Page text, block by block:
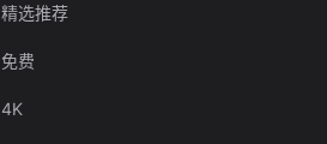
精选推荐
免费
4K